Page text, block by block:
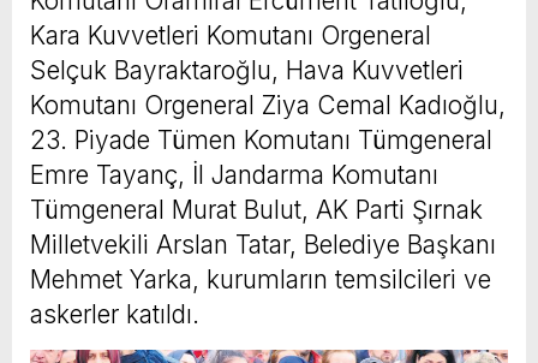
Kara Kuvvetleri Komutanı Orgeneral
Selçuk Bayraktaroğlu, Hava Kuvvetleri
Komutanı Orgeneral Ziya Cemal Kadıoğlu,
23. Piyade Tümen Komutanı Tümgeneral
Emre Tayanç, İl Jandarma Komutanı
Tümgeneral Murat Bulut, AK Parti Şırnak
Milletvekili Arslan Tatar, Belediye Başkanı
Mehmet Yarka, kurumların temsilcileri ve
askerler katıldı.